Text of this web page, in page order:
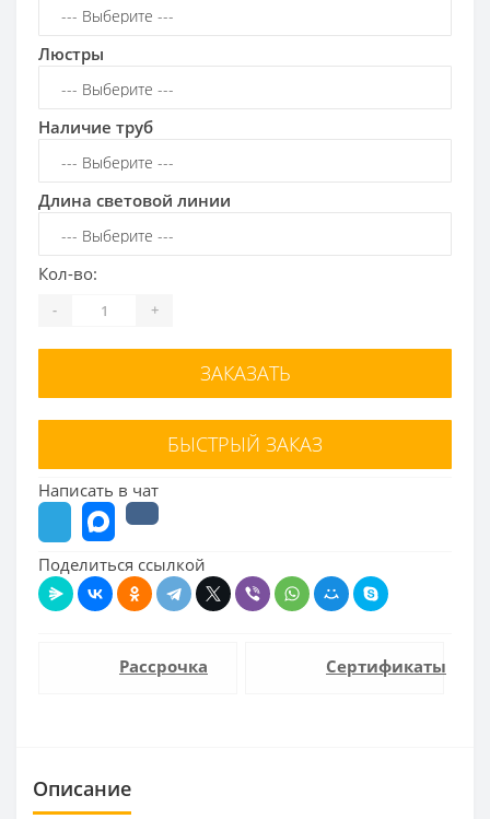
Люстры
Наличие труб
Длина световой линии
Кол-во:
- +
ЗАКАЗАТЬ
БЫСТРЫЙ ЗАКАЗ
Написать в чат
Поделиться ссылкой
Рассрочка Сертификаты
Описание